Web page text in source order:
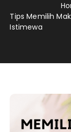
Tips Memilih
Istimewa